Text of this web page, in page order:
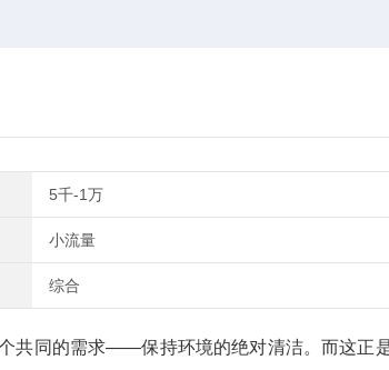
5千-1万
小流量
综合
共同的需求——保持环境的绝对清洁。而这正